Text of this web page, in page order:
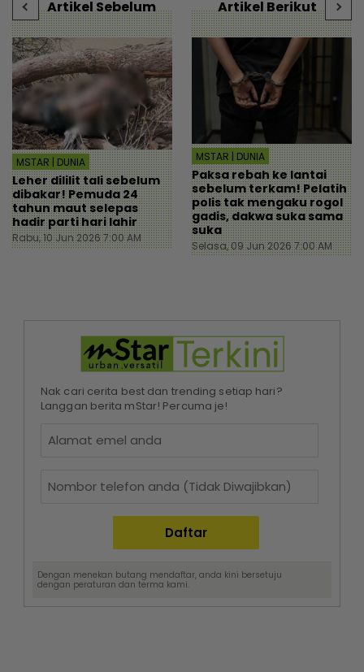
Artikel Sebelum
MSTAR | DUNIA
Leher dililit tali sebelum
dibakar! Pemuda 24
tahun maut selepas
hadir parti hari lahir
Rabu, 10 Jun 2026 7:00 AM
Artikel Berikut
MSTAR | DUNIA
Paksa rebah ke lantai
sebelum terkam! Pelatih
polis tak mengaku rogol
gadis, dakwa suka sama
suka
Selasa, 09 Jun 2026 7:00 AM
Nak cari cerita best dan trending setiap hari?
Langgan berita mStar! Percuma je!
Dengan menekan butang mendaftar, anda kini bersetuju
dengan peraturan dan terma kami.